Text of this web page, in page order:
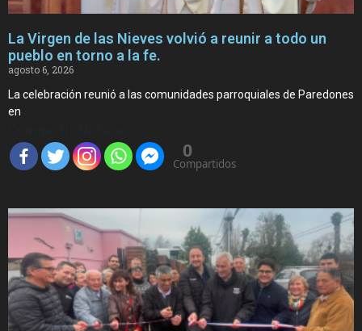
La Virgen de las Nieves volvió a reunir a todo un
pueblo en torno a la fe.
agosto 6, 2026
La celebración reunió a las comunidades parroquiales de Paredones
en
0
Compartidos